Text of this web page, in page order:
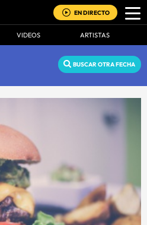
EN DIRECTO
VIDEOS ARTISTAS
BUSCAR OTRA FECHA